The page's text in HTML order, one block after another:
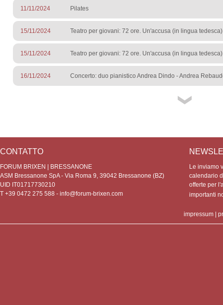
11/11/2024 Pilates
15/11/2024 Teatro per giovani: 72 ore. Un'accusa (in lingua tedesca)
15/11/2024 Teatro per giovani: 72 ore. Un'accusa (in lingua tedesca)
16/11/2024 Concerto: duo pianistico Andrea Dindo - Andrea
CONTATTO
FORUM BRIXEN | BRESSANONE
ASM Bressanone SpA - Via Roma 9, 39042 Bressanone (BZ)
UID IT01717730210
T +39 0472 275 588 - info@forum-brixen.com
Le inviamo
calendario
offerte per
importanti
impressum